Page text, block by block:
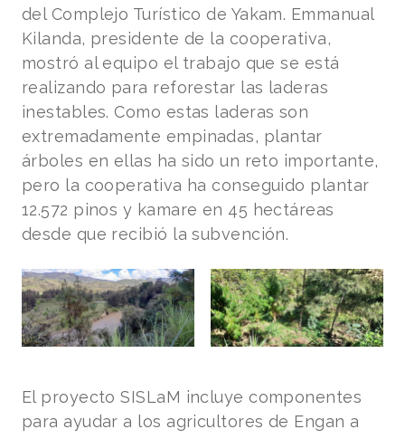
del Complejo Turístico de Yakam. Emmanual
Kilanda, presidente de la cooperativa,
mostró al equipo el trabajo que se está
realizando para reforestar las laderas
inestables. Como estas laderas son
extremadamente empinadas, plantar
árboles en ellas ha sido un reto importante,
pero la cooperativa ha conseguido plantar
12.572 pinos y kamare en 45 hectáreas
desde que recibió la subvención.
El proyecto SISLaM incluye componentes
para ayudar a los agricultores de Engan a